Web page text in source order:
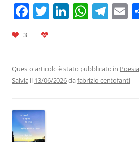
F
b
o
o
k
T Li
dI
n
W
A
p
T
a
m
E
3
Questo articolo è stato pubblicato in Poesia
Salvia il 13/06/2026da fabrizio centofanti